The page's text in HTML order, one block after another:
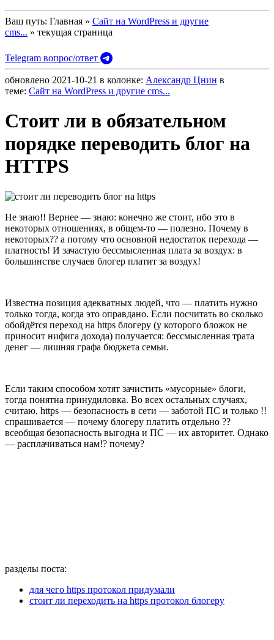
Ваш путь: Главная » Сайт на WordPress и другие
cms... » текущая страница
Telegram вопрос/ответ
обновлено 2021-10-21 в колонке: Александр Цнин в
теме: Сайт на WordPress и другие cms...
Стоит ли в обязательном
порядке переводить блог на
HTTPS
Не знаю!! Вернее — знаю: конечно же стоит, ибо это в
некоторых отношениях, в общем-то — полезно. Почему в
некоторых?? а потому что основной недостаток перехода —
платность! И зачастую бессмысленная плата за воздух: в
большинстве случаев блогер платит за воздух!
Известна позиция адекватных людей, что — платить нужно
только тогда, когда это оправдано. Если посчитать во сколько
обойдётся переход на https блогеру (у которого бложок не
приносит нифига дохода) получается: бессмысленная трата
денег — лишняя графа бюджета семьи.
Если таким способом хотят зачистить «мусорные» блоги,
тогда понятна принудиловка. Во всех остальных случаях,
считаю, https — безопасность в сети — заботой ПС и только !!
спрашивается — почему блогеру платить отдельно ??
всеобщая безопасность выгодна и ПС — их авторитет. Однако
— расплачиваться нам!? почему?
разделы поста:
для чего https протокол придумали
стоит ли переходить на https протокол блогеру